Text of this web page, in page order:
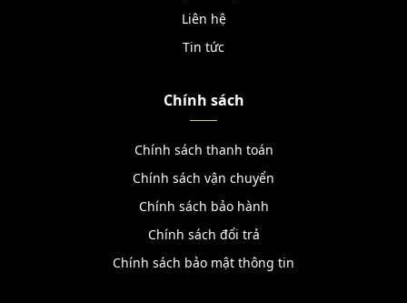
Liên hệ
Tin tức
Chính sách
Chính sách thanh toán
Chính sách vận chuyển
Chính sách bảo hành
Chính sách đổi trả
Chính sách bảo mật thông tin